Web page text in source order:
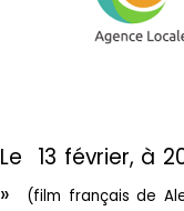
Le 13 février, à
»
(film français de